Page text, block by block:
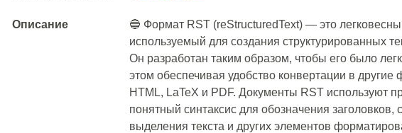
Описание
🔵 Формат RST (reStructuredText) — это
используемый для создания структурированных
Он разработан таким образом, чтобы его было
этом обеспечивая удобство конвертации в другие
HTML, LaTeX и PDF. Документы RST используют
понятный синтаксис для обозначения заголовков,
выделения текста и других элементов